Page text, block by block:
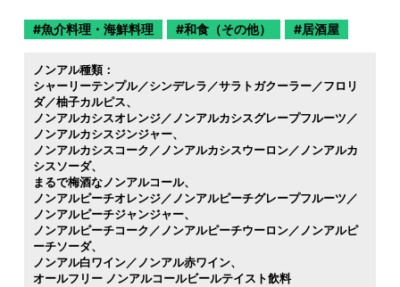
魚介料理・海鮮料理 和食（その他） 居酒屋
ノンアル種類：
シャーリーテンプル／シンデレラ／サラトガクーラー／フロリ
ダ／柚子カルピス
ノンアルカシスオレンジ／ノンアルカシスグレープフルーツ／
ノンアルカシスジンジャー
ノンアルカシスコーク／ノンアルカシスウーロン／ノンアルカ
シスソーダ
まるで梅酒なノンアルコール
ノンアルピーチオレンジ／ノンアルピーチグレープフルーツ／
ノンアルピーチジャンジャー
ノンアルピーチコーク／ノンアルピーチウーロン／ノンアルピ
ーチソーダ
ノンアル白ワイン／ノンアル赤ワイン
オールフリー ノンアルコールビールテイスト飲料